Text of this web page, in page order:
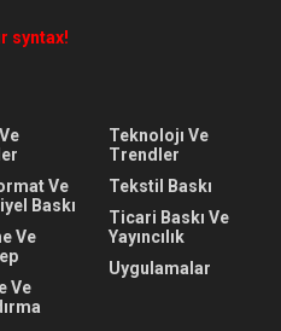
syntax!
Ve
Baskı
Ve
Ve
Teknolojı Ve
Trendler
Tekstil Baskı
Ticari Baskı Ve
Yayıncılık
Uygulamalar